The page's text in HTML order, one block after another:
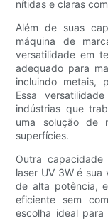
nítidas e claras
Além de suas
máquina de
versatilidade em
adequado para
incluindo metais,
Essa
indústrias que
uma solução de
superfícies.
Outra
laser UV 3W é sua
de alta potência,
eficiente sem
escolha ideal